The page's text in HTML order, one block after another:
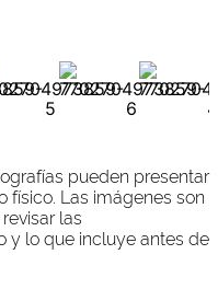
pueden presentar
físico. Las imágenes son
las
y lo que incluye antes de